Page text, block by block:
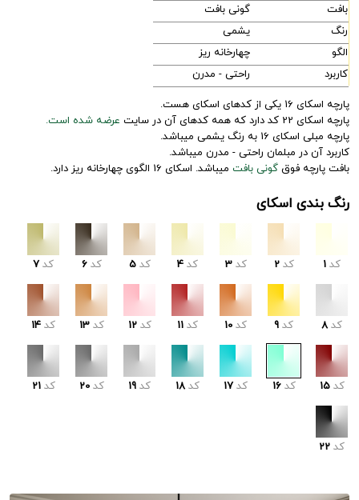
بافت
گونی بافت
رنگ
یشمی
الگو
چهارخانه ریز
کاربرد
راحتی - مدرن
پارچه اسکای 16 یکی از کدهای اسکای هست.
پارچه اسکای 22 کد دارد که همه کدهای آن در سایت
عرضه شده است.
پارچه مبلی اسکای 16 به رنگ یشمی میباشد.
کاربرد آن در مبلمان راحتی - مدرن میباشد.
بافت پارچه فوق گونی بافت میباشد. اسکای 16 الگوی چهارخانه ریز دارد.
رنگ بندی اسکای
کد 1 کد 2 کد 3 کد 4 کد 5 کد 6 کد 7
کد 8 کد 9 کد 10 کد 11 کد 12 کد 13 کد 14
کد 15 کد 16 کد 17 کد 18 کد 19 کد 20 کد 21
کد 22